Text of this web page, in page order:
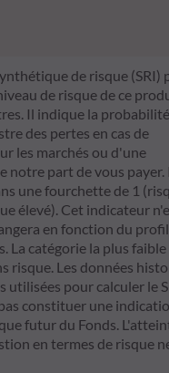
de risque (SRI)
de risque de ce
Il indique la
des pertes en cas de
les marchés ou d'une
notre part de vous payer.
une fourchette de 1
élevé). Cet indicateur
en fonction du
La catégorie la plus faible
risque. Les données
utilisées pour calculer le
constituer une
futur du Fonds.
en termes de risque